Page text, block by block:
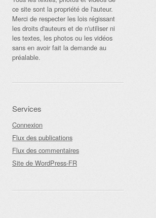
ce site sont la propriété de l'auteur.
Merci de respecter les lois régissant
les droits d'auteurs et de n'utiliser ni
les textes, les photos ou les vidéos
sans en avoir fait la demande au
préalable.
Services
Connexion
Flux des publications
Flux des commentaires
Site de WordPress-FR